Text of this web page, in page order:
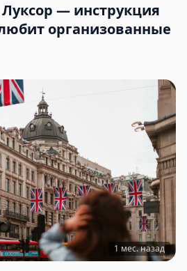
Луксор — инструкция
организованные
1 мес. назад